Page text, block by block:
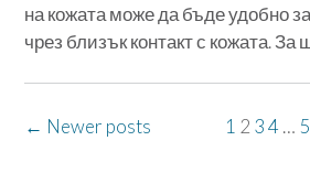
на кожата може да бъде удобно
чрез близък контакт с кожата. За
Posts
1 2 34 …
← Newer posts